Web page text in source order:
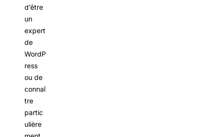
d’être
un
expert
de
WordP
ress
ou de
connaî
tre
partic
ulière